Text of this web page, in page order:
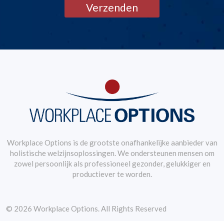
Verzenden
Workplace Options is de grootste onafhankelijke aanbieder van
holistische welzijnsoplossingen. We ondersteunen mensen om
zowel persoonlijk als professioneel gezonder, gelukkiger en
productiever te worden.
© 2026 Workplace Options. All Rights Reserved